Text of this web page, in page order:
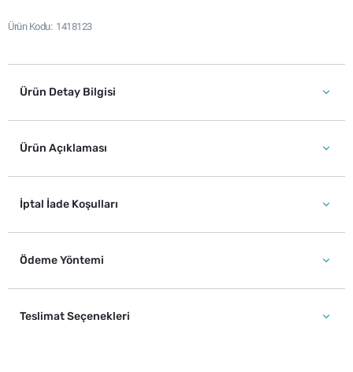
Ürün Kodu 1418123
Ürün Detay Bilgisi
Ürün Açıklaması
İptal İade Koşulları
Ödeme Yöntemi
Teslimat Seçenekleri